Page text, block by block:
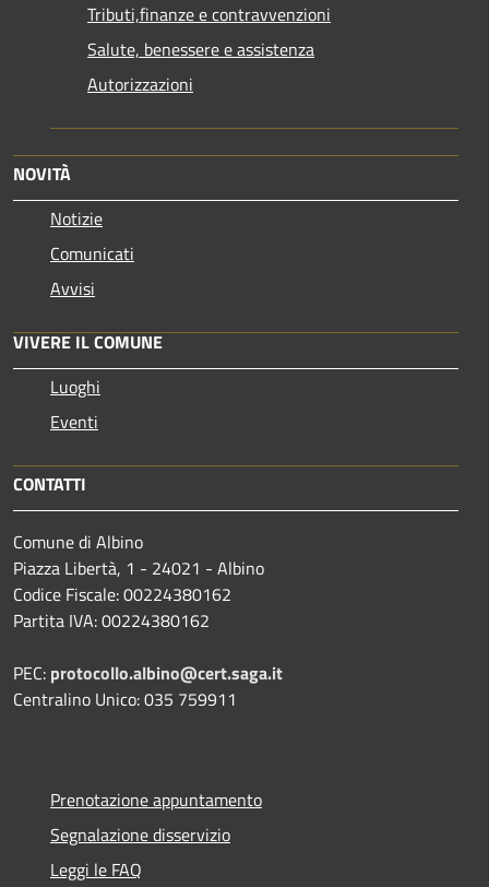
Tributi,finanze e contravvenzioni
Salute, benessere e assistenza
Autorizzazioni
NOVITÀ
Notizie
Comunicati
Avvisi
VIVERE IL COMUNE
Luoghi
Eventi
CONTATTI
Comune di Albino
Piazza Libertà, 1 - 24021 - Albino
Codice Fiscale: 00224380162
Partita IVA: 00224380162
PEC: protocollo.albino@cert.saga.it
Centralino Unico: 035 759911
Prenotazione appuntamento
Segnalazione disservizio
Leggi le FAQ